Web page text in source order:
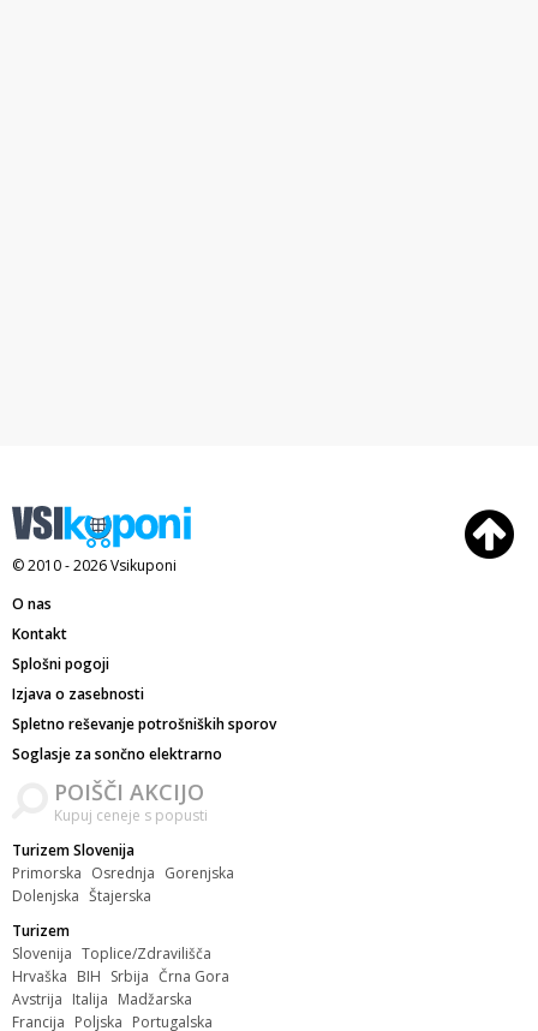
© 2010 - 2026Vsikuponi
O nas
Kontakt
Splošni pogoji
Izjava o zasebnosti
Spletno reševanje potrošniških sporov
Soglasje za sončno elektrarno
POIŠČI AKCIJO
Kupuj ceneje s popusti
Turizem Slovenija
Primorska Osrednja Gorenjska
Dolenjska Štajerska
Turizem
Slovenija Toplice/Zdravilišča
Hrvaška BIH Srbija Črna Gora
Avstrija Italija Madžarska
Francija Poljska Portugalska